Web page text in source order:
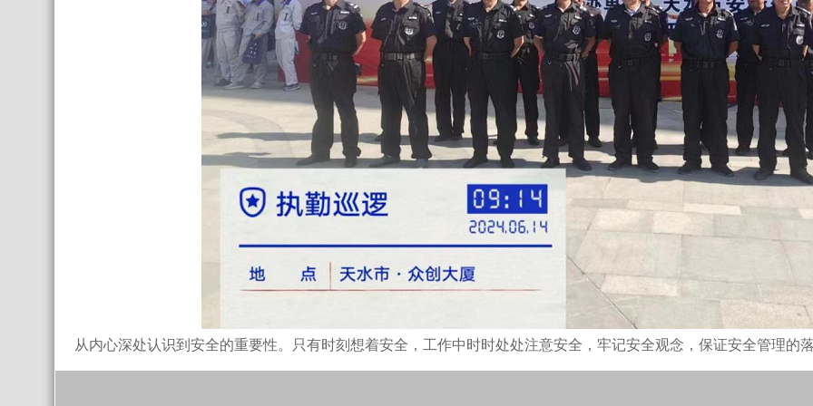
从内心深处认识到安全的重要性。只有时刻想着安全，工作中时时处处注意安全，牢记安全观念，保证安全管理的